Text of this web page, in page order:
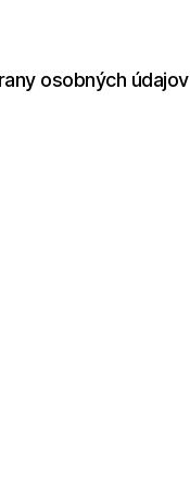
osobných údajov